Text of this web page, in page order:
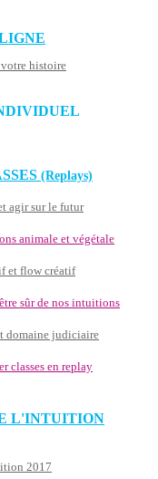
histoire
(Replays)
agir sur le futur
animale et végétale
et flow créatif
sûr de nos intuitions
domaine judiciaire
classes en replay
L'INTUITION
2017